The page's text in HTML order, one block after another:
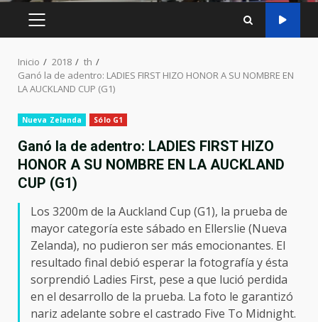
MENÚ
Inicio 2018
th
Ganó la de adentro: LADIES FIRST HIZO HONOR A SU NOMBRE EN
LA AUCKLAND CUP (G1)
Nueva Zelanda Sólo G1
Ganó la de adentro: LADIES FIRST HIZO
HONOR A SU NOMBRE EN LA AUCKLAND
CUP (G1)
Los 3200m de la Auckland Cup (G1), la prueba de
mayor categoría este sábado en Ellerslie (Nueva
Zelanda), no pudieron ser más emocionantes. El
resultado final debió esperar la fotografía y ésta
sorprendió Ladies First, pese a que lució perdida
en el desarrollo de la prueba. La foto le garantizó
nariz adelante sobre el castrado Five To Midnight.